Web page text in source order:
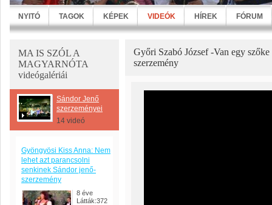
NYITÓ TAGOK KÉPEK VIDEÓK HÍREK FÓRUM
MA IS SZÓL A
MAGYARNÓTA
videógalériái
Sándor Jenő
szerzeményei
14 videó
Gyöngyösi Kiss Anna: Nem
lehet azt parancsolni
senkinek Sándor jenő-
szerzemény
8 éve
Látták:372
Győri Szabó József -Van egy
szerzemény